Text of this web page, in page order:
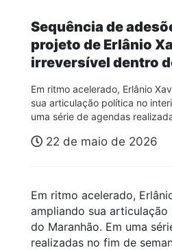
Sequência de
projeto de Erlânio
irreversível dentro
Em ritmo acelerado, Erlânio
sua articulação política no
uma série de agendas
22 de maio de 2026
Em ritmo acelerado,
ampliando sua
do Maranhão. Em uma
realizadas no fim de